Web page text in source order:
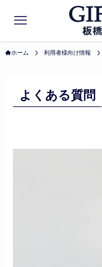
ホーム 利用者様向け情報
よくある質問